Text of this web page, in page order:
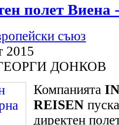
полет Виена
съюз
2015
ДОНКОВ
Компанията
REISEN
директен